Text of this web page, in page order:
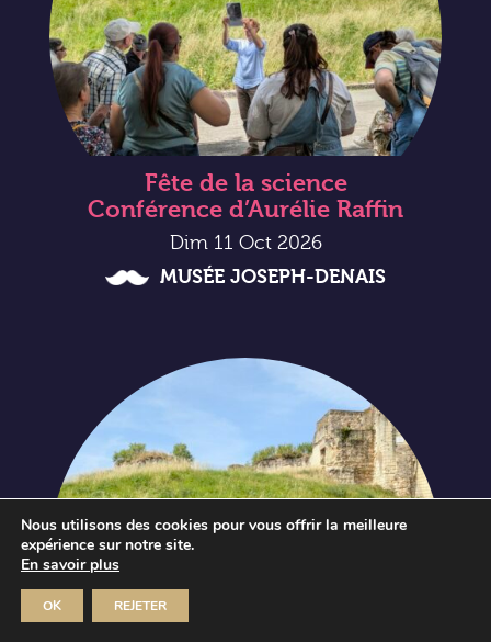
Fête de la science
Conférence d’Aurélie Raffin
Dim 11 Oct 2026
MUSÉE JOSEPH-DENAIS
Nous utilisons des cookies pour vous offrir la meilleure
expérience sur notre site.
En savoir plus
OK REJETER